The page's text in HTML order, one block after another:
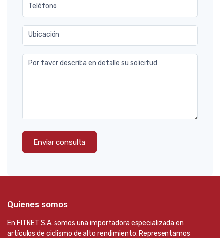
Teléfono
Ubicación
Por favor describa en detalle su solicitud
Enviar consulta
Quienes somos
En FITNET S.A. somos una importadora especializada en
artículos de ciclismo de alto rendimiento. Representamos